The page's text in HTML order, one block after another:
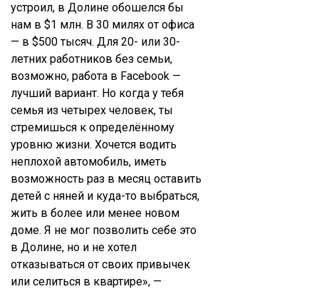
устроил, в Долине обошелся бы
нам в $1 млн. В 30 милях от офиса
— в $500 тысяч. Для 20- или 30-
летних работников без семьи,
возможно, работа в Facebook —
лучший вариант. Но когда у тебя
семья из четырех человек, ты
стремишься к определённому
уровню жизни. Хочется водить
неплохой автомобиль, иметь
возможность раз в месяц оставить
детей с няней и куда-то выбраться,
жить в более или менее новом
доме. Я не мог позволить себе это
в Долине, но и не хотел
отказываться от своих привычек
или селиться в квартире», —